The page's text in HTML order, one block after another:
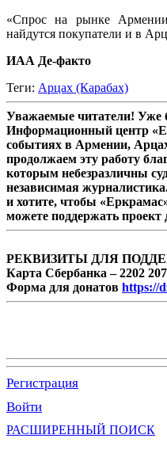
«Спрос на рынке
найдутся покупатели и в
ИАА Де-факто
Теги: Арцах (Карабах)
Уважаемые читатели! Уже
Информационный центр
событиях в Армении,
продолжаем эту работу
которым небезразличны
независимая
и хотите, чтобы
можете поддержать
РЕКВИЗИТЫ ДЛЯ
Карта Сбербанка – 2202
Форма для донатов https://
Регистрация
Войти
РАСШИРЕННЫЙ ПОИСК